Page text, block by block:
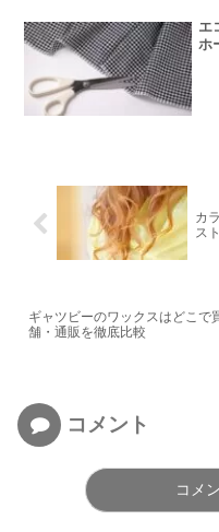
エ
ホ
カ
ス
ギャツビーのワックスはどこで
舗・通販を徹底比較
コメント
コメ